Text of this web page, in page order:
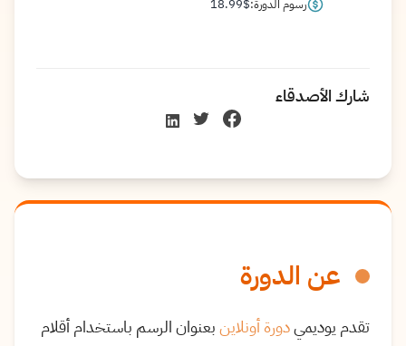
عن الدورة
تقدم يوديميدورة أونلاينبعنوان الرسم باستخدام أقلام
رسوم الدورة: 18.99$
شارك الأصدقاء